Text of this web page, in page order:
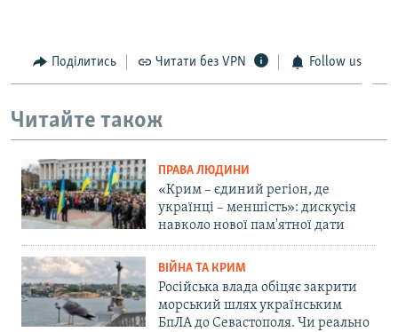
Поділитись Читати без VPN Follow us
Читайте також
ПРАВА ЛЮДИНИ
«Крим – єдиний регіон, де
українці – меншість»: дискусія
навколо нової пам'ятної дати
ВІЙНА ТА КРИМ
Російська влада обіцяє закрити
морський шлях українським
БпЛА до Севастополя. Чи реально